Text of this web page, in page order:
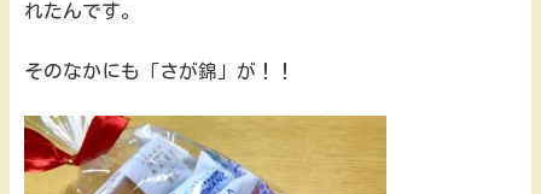
れたんです。
そのなかにも「さが錦」が！！